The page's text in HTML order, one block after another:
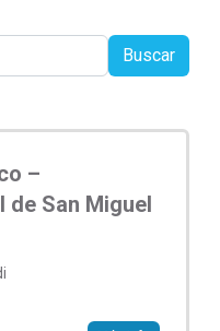
Buscar
–
de San Miguel